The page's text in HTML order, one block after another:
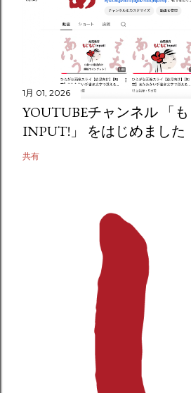
1月 01, 2026
YOUTUBEチャンネル 「
INPUT!」 をはじめました
共有